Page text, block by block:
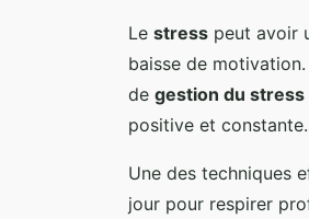
Le stress peut avoir
baisse de
de gestion du stress
positive et constante.
Une des techniques
jour pour respirer